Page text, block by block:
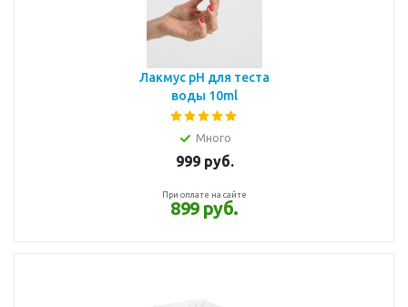
Лакмус pH для теста
воды 10ml
Много
999руб.
При оплате на сайте
899 руб.